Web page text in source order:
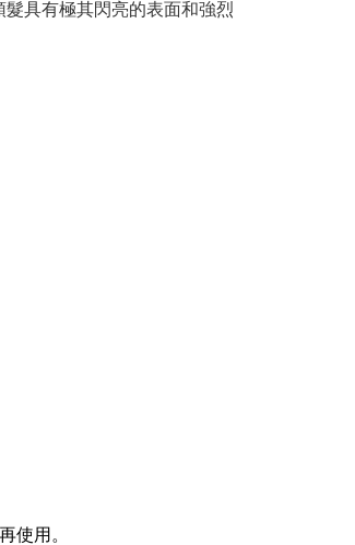
具有極其閃亮的表面和強烈
使用。